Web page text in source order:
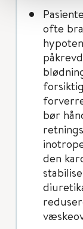
ofte
bør
den